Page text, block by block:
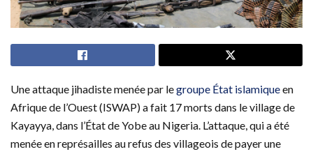
Une attaque jihadiste menée par legroupe État islamiqueen
Afrique de l’Ouest (ISWAP) a fait 17 morts dans le village de
Kayayya, dans l’État de Yobe au Nigeria. L’attaque, qui a été
menée en représailles au refus des villageois de payer une